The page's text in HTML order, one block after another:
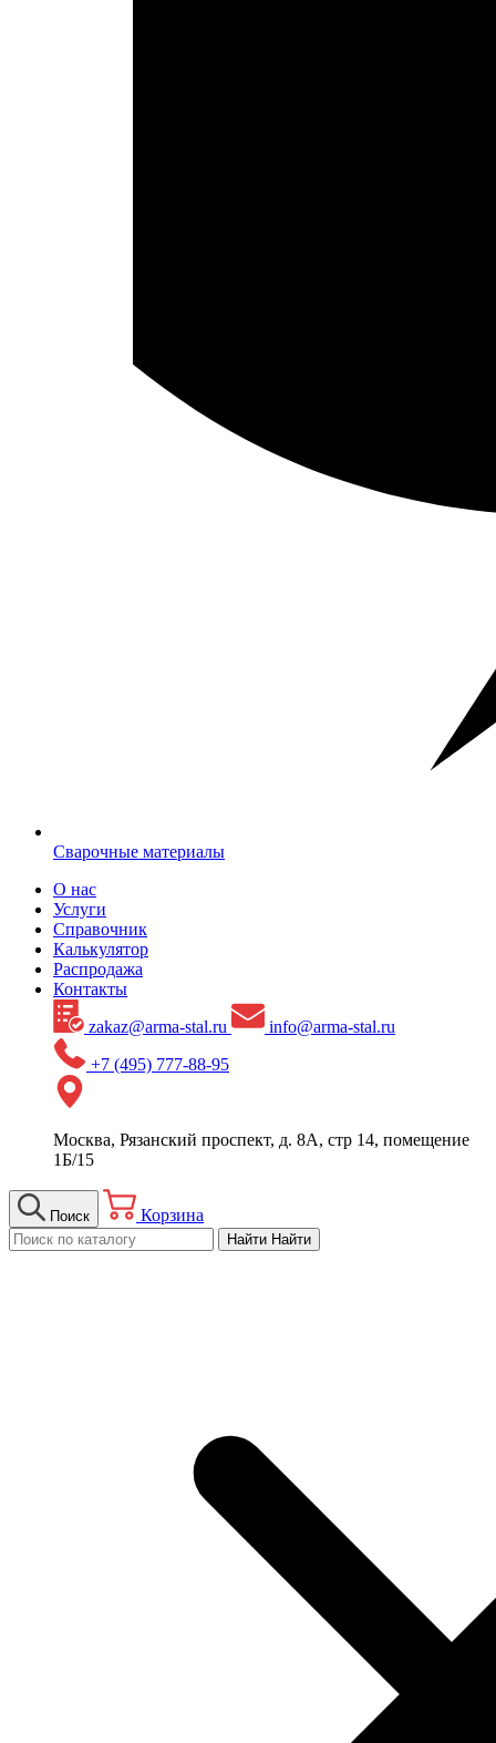
Сварочные материалы
О нас
Услуги
Справочник
Калькулятор
Распродажа
Контакты
zakaz@arma-stal.ru
info@arma-stal.ru
+7 (495) 777-88-95
Москва, Рязанский проспект, д. 8А, стр 14, помещение
1Б/15
Поиск Корзина
Найти Найти